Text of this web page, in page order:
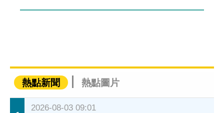
熱點新聞 熱點圖片
2026-08-03 09:01